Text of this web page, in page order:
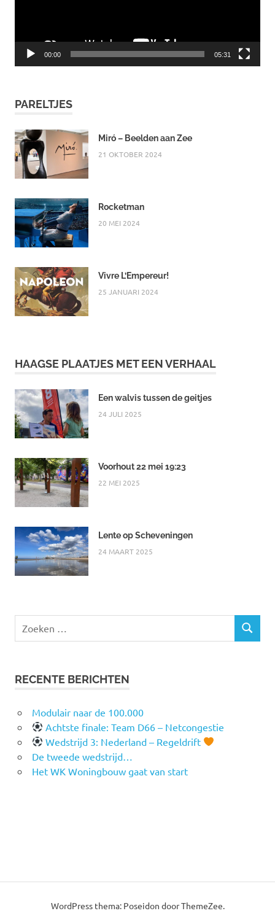
00:00 05:31
PARELTJES
Miró – Beelden aan Zee
21 OKTOBER 2024
Rocketman
20 MEI 2024
Vivre L’Empereur!
25 JANUARI 2024
HAAGSE PLAATJES MET EEN VERHAAL
Een walvis tussen de geitjes
24 JULI 2025
Voorhout 22 mei 19:23
22 MEI 2025
Lente op Scheveningen
24 MAART 2025
Zoeken
ZOEKEN
RECENTE BERICHTEN
Modulair naar de 100.000
Achtste finale: Team D66 – Netcongestie
Wedstrijd 3: Nederland – Regeldrift
De tweede wedstrijd…
Het WK Woningbouw gaat van start
WordPress thema: Poseidon door ThemeZee.